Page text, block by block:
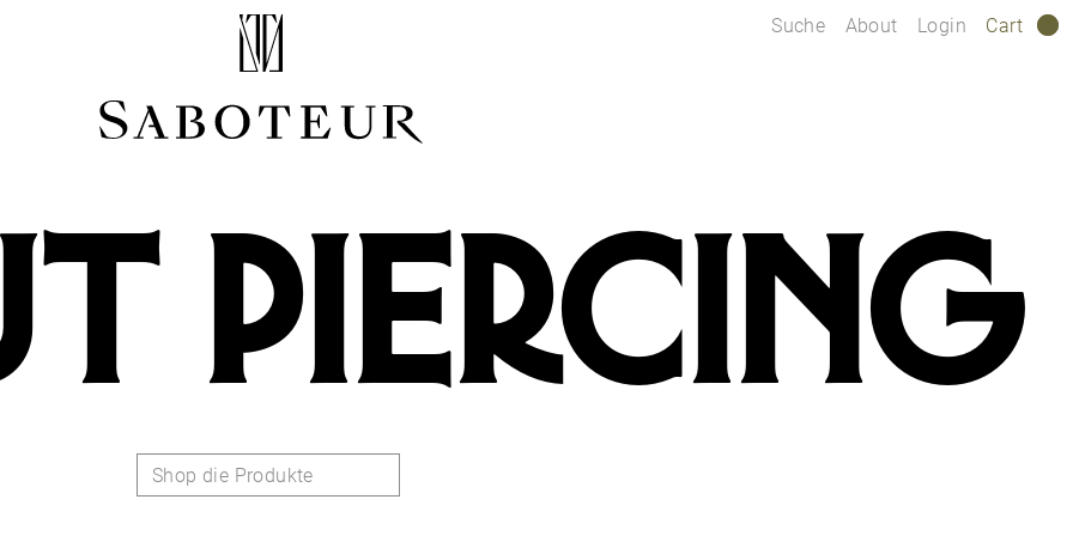
Suche About Login Cart
Shop by Area
FLAT
TRAGUS
NOSTRIL
ANTITRAGUS
PIERCING
Shop die Produkte